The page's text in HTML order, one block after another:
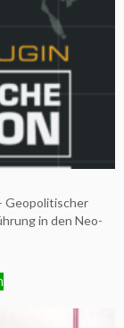
Geopolitischer
in den Neo-